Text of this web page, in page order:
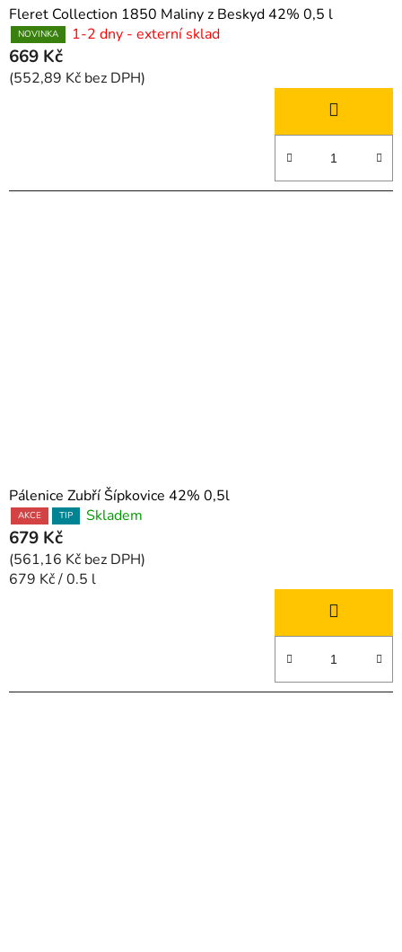
Fleret Collection 1850 Maliny z Beskyd 42% 0,5 l
NOVINKA 1-2 dny - externí sklad
669 Kč
(552,89 Kč bez DPH)
Pálenice Zubří Šípkovice 42% 0,5l
AKCE TIP Skladem
679 Kč
(561,16 Kč bez DPH)
Měrná
679 Kč / 0.5 l